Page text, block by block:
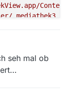
.mediathek3
seh mal ob